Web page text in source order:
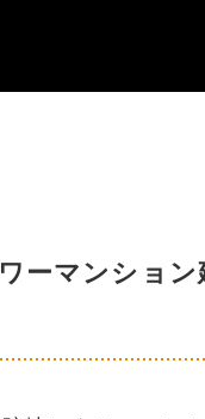
ーマンション